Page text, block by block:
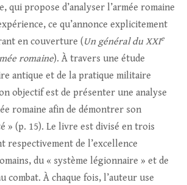
qui propose d’analyser l’armée romaine
ce qu’annonce explicitement
en couverture (Un général du XXIe
romaine). À travers une étude
antique et de la pratique militaire
objectif est de présenter une analyse
romaine afin de démontrer son
» (p. 15). Le livre est divisé en trois
respectivement de l’excellence
du « système légionnaire » et de
combat. À chaque fois, l’auteur use